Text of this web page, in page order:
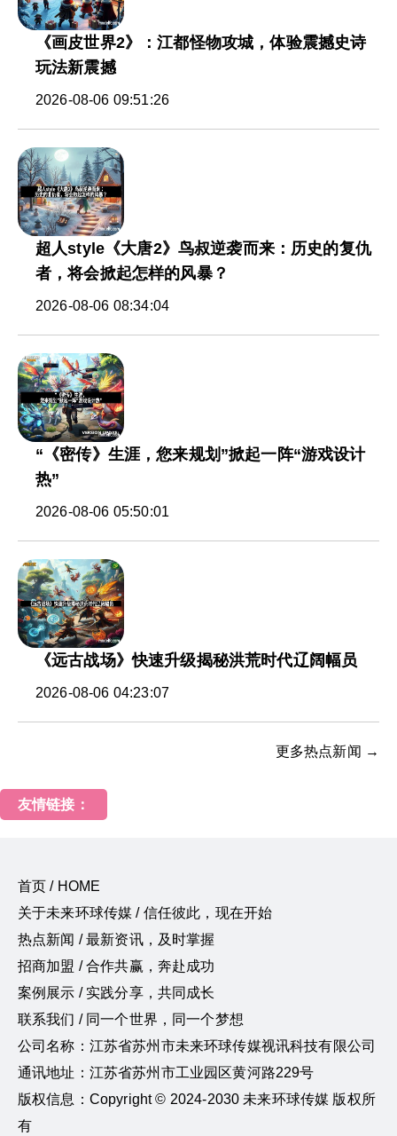
《画皮世界2》：江都怪物攻城，体验震撼史诗
玩法新震撼
2026-08-06 09:51:26
超人style《大唐2》鸟叔逆袭而来：历史的复仇
者，将会掀起怎样的风暴？
2026-08-06 08:34:04
“《密传》生涯，您来规划”掀起一阵“游戏设计
热”
2026-08-06 05:50:01
《远古战场》快速升级揭秘洪荒时代辽阔幅员
2026-08-06 04:23:07
更多热点新闻 →
友情链接：
首页 / HOME
关于未来环球传媒 / 信任彼此，现在开始
热点新闻 / 最新资讯，及时掌握
招商加盟 / 合作共赢，奔赴成功
案例展示 / 实践分享，共同成长
联系我们 / 同一个世界，同一个梦想
公司名称：江苏省苏州市未来环球传媒视讯科技有限公司
通讯地址：江苏省苏州市工业园区黄河路229号
版权信息：Copyright © 2024-2030 未来环球传媒 版权所
有